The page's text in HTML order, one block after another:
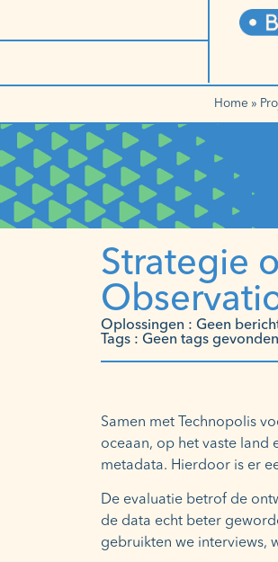
Home »
Strategie
Oplossingen : Geen
Tags : Geen tags
Samen met Technopolis
oceaan, op het vaste land
metadata. Hierdoor is er
De evaluatie betrof de
de data echt beter
gebruikten we interviews,